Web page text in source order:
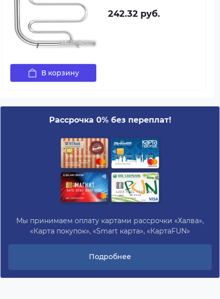
242.32 руб.
В корзину
Рассрочка 0% без переплат!
Мы принимаем оплату картами рассрочки «Халва»,
«Карта покупок», «Smart карта», «КартаFUN»
Подробнее